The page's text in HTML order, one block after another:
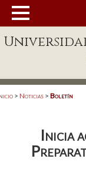
Enlaces
> Noticias > Boletín
Inicia